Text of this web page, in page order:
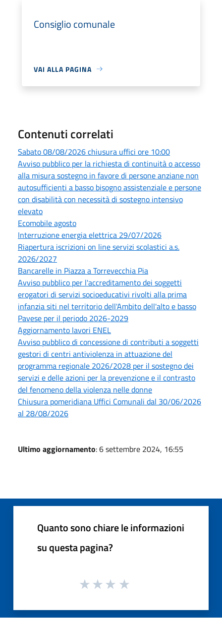
Consiglio comunale
VAI ALLA PAGINA
Contenuti correlati
Sabato 08/08/2026 chiusura uffici ore 10:00
Avviso pubblico per la richiesta di continuità o accesso
alla misura sostegno in favore di persone anziane non
autosufficienti a basso bisogno assistenziale e persone
con disabilità con necessità di sostegno intensivo
elevato
Ecomobile agosto
Interruzione energia elettrica 29/07/2026
Riapertura iscrizioni on line servizi scolastici a.s.
2026/2027
Bancarelle in Piazza a Torrevecchia Pia
Avviso pubblico per l'accreditamento dei soggetti
erogatori di servizi socioeducativi rivolti alla prima
infanzia siti nel territorio dell'Ambito dell'alto e basso
Pavese per il periodo 2026-2029
Aggiornamento lavori ENEL
Avviso pubblico di concessione di contributi a soggetti
gestori di centri antiviolenza in attuazione del
programma regionale 2026/2028 per il sostegno dei
servizi e delle azioni per la prevenzione e il contrasto
del fenomeno della violenza nelle donne
Chiusura pomeridiana Uffici Comunali dal 30/06/2026
al 28/08/2026
Ultimo aggiornamento: 6 settembre 2024, 16:55
Quanto sono chiare le informazioni
su questa pagina?